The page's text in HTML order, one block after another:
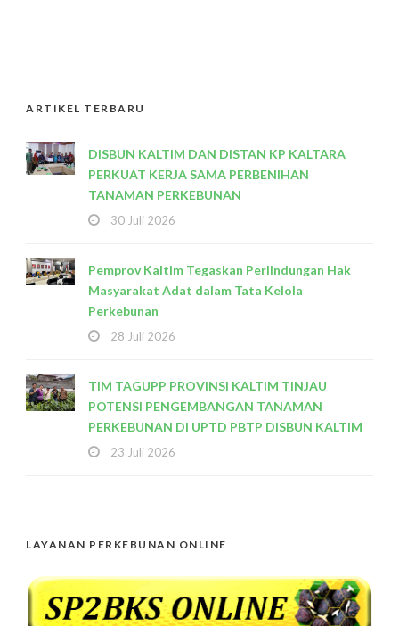
ARTIKEL TERBARU
DISBUN KALTIM DAN DISTAN KP KALTARA
PERKUAT KERJA SAMA PERBENIHAN
TANAMAN PERKEBUNAN
30 Juli 2026
Pemprov Kaltim Tegaskan Perlindungan Hak
Masyarakat Adat dalam Tata Kelola
Perkebunan
28 Juli 2026
TIM TAGUPP PROVINSI KALTIM TINJAU
POTENSI PENGEMBANGAN TANAMAN
PERKEBUNAN DI UPTD PBTP DISBUN KALTIM
23 Juli 2026
LAYANAN PERKEBUNAN ONLINE